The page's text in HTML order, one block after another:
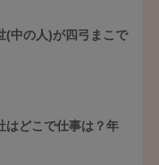
(中の人)が四弓まこで
はどこで仕事は？年